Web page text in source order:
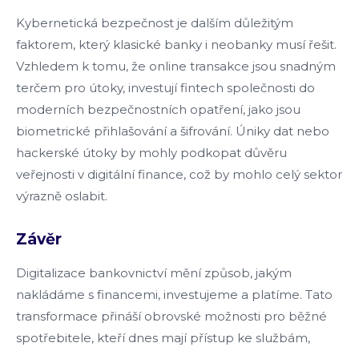
Kybernetická bezpečnost je dalším důležitým
faktorem, který klasické banky i neobanky musí řešit.
Vzhledem k tomu, že online transakce jsou snadným
terčem pro útoky, investují fintech společnosti do
moderních bezpečnostních opatření, jako jsou
biometrické přihlašování a šifrování. Úniky dat nebo
hackerské útoky by mohly podkopat důvěru
veřejnosti v digitální finance, což by mohlo celý sektor
výrazně oslabit.
Závěr
Digitalizace bankovnictví mění způsob, jakým
nakládáme s financemi, investujeme a platíme. Tato
transformace přináší obrovské možnosti pro běžné
spotřebitele, kteří dnes mají přístup ke službám,